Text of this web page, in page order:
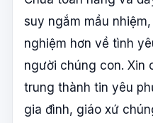
suy ngắm mầu
nghiệm hơn về tình
người chúng con. Xin
trung thành tin yêu
gia đình, giáo xứ